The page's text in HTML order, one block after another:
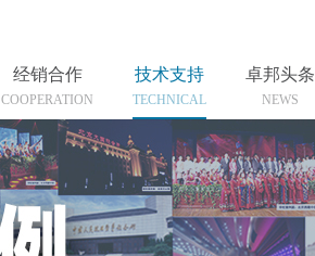
经销合作
COOPERATION
技术支持
TECHNICAL
卓邦头条
NEWS